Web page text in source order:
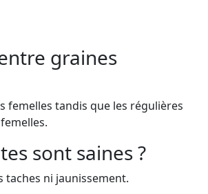
graines
femelles tandis que les régulières
sont saines ?
taches ni jaunissement.